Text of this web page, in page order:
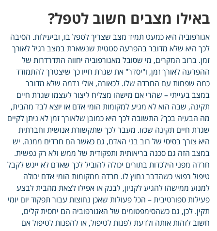
באילו מצבים חשוב לטפל?
אגורפוביה היא כמעט תמיד מצב שצריך לטפל בו, וביעילות. הסיבה
לכך היא שלא מדובר בהפרעה סטטית שנשארת במצב רגיל לאורך
זמן. ברוב המקרים, מי שסובל מאגורפוביה יחווה התדרדרות של
ההפרעה לאורך זמן, ו"יסדר" את שגרת חייו כך שיצטרך להתמודד
כמה שפחות עם החרדה שלו. לכאורה, אולי נדמה שלא מדובר
במצב בעייתי – שהרי אם מישהו מצליח ליצור לעצמו שגרת חיים
תקינה, שבה הוא לא מגיע למקומות הומי אדם או יוצא לבד מהבית,
מה הבעיה בכך? התשובה לכך היא כמובן שלאורך זמן לא ניתן לקיים
שגרת חיים תקינה שכזו. מעבר לכך שתקשורת אנושית וחברתית
היא צורך בסיסי של רוב בני האדם, גם כאשר הם חרדים ממנה. יש
במצב הזה גם סכנה בריאותית ותפקודית של ממש ולא רק נפשית.
חרדה מפני הילכדות בתורים יכולה להוביל לכך שאדם לא ייגש לקבל
טיפול רפואי כשהדבר נחוץ לו. חרדה ממקומות הומי אדם יכולה
למנוע ממישהו להגיע לקניון, לבנק או אפילו לצאת מהבית לבצע
פעילות ספורטיבית – הכל פעולות שאכן נחוצות עבור תפקוד יום יומי
תקין. לכן, גם כשהסימפטומים של האגורפוביה הם יחסית קלים,
חשוב לזהות אותה ולדעת לפנות לטיפול, או להפנות לטיפול אם